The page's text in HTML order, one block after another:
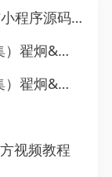
源码 附教程
&鲁芳岐
&鲁芳岐
视频教程